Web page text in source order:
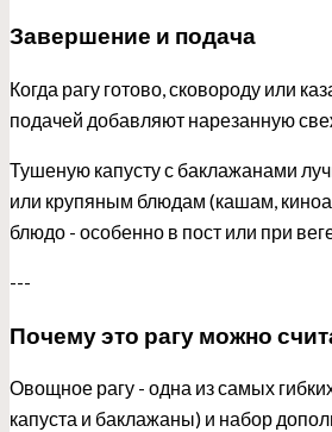
Завершение и подача
Когда рагу готово, сковороду или
подачей добавляют нарезанную
Тушеную капусту с баклажанами
или крупяным блюдам (кашам, киноа,
блюдо - особенно в пост или при
---
Почему это рагу можно
Овощное рагу - одна из самых
капуста и баклажаны) и набор